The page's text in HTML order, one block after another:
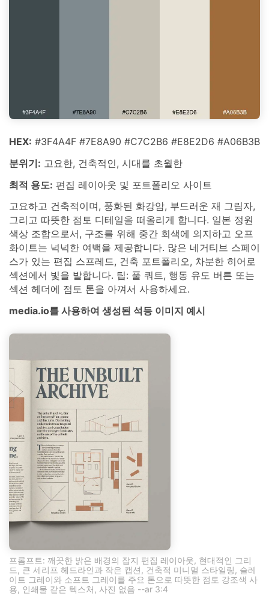
HEX: #3F4A4F #7E8A90 #C7C2B6 #E8E2D6 #A06B3B
분위기: 고요한, 건축적인, 시대를 초월한
최적 용도: 편집 레이아웃 및 포트폴리오 사이트
고요하고 건축적이며, 풍화된 화강암, 부드러운 재 그림자,
그리고 따뜻한 점토 디테일을 떠올리게 합니다. 일본 정원
색상 조합으로서, 구조를 위해 중간 회색에 의지하고 오프
화이트는 넉넉한 여백을 제공합니다. 많은 네거티브 스페이
스가 있는 편집 스프레드, 건축 포트폴리오, 차분한 히어로
섹션에서 빛을 발합니다. 팁: 풀 쿼트, 행동 유도 버튼 또는
섹션 헤더에 점토 톤을 아껴서 사용하세요.
media.io를 사용하여 생성된 석등 이미지 예시
프롬프트: 깨끗한 밝은 배경의 잡지 편집 레이아웃, 현대적인 그리
드, 큰 세리프 헤드라인과 작은 캡션, 건축적 미니멀 스타일링, 슬레
이트 그레이와 소프트 그레이를 주요 톤으로 따뜻한 점토 강조색 사
용, 인쇄물 같은 텍스처, 사진 없음 --ar 3:4